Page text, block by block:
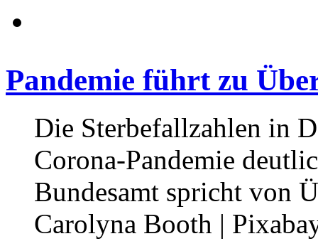
Pandemie führt zu
Die Sterbefallzahlen in
Corona-Pandemie
Bundesamt spricht von
Carolyna Booth |